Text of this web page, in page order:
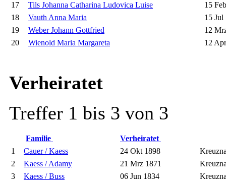
17
Tils Johanna Catharina Ludovica Luise
15
18
Vauth Anna Maria
15 Jul
19
Weber Johann Gottfried
12
20
Wienold Maria Margareta 12
Verheiratet
Treffer 1 bis 3 von 3
Familie
Verheiratet
1
Cauer / Kaess 24 Okt 1898
2
Kaess / Adamy 21 Mrz 1871
3
Kaess / Buss 06 Jun 1834